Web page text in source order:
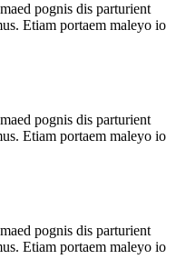
pognis dis parturient
Etiam portaem maleyo io
pognis dis parturient
Etiam portaem maleyo io
pognis dis parturient
Etiam portaem maleyo io